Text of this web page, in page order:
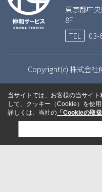
東京都中
8F
TEL
03-
Copyright(c) 株式会社
当サイトでは、お客様の当サイ
して、クッキー（Cookie）を使用
詳しくは、当社の 「Cookieの取